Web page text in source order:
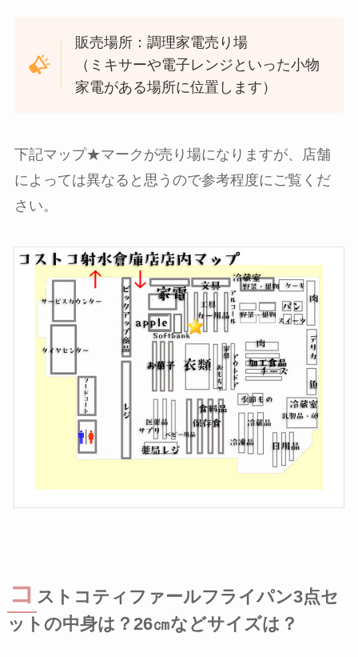
販売場所：調理家電売り場
（ミキサーや電子レンジといった小物
家電がある場所に位置します）
下記マップ★マークが売り場になりますが、店舗
によっては異なると思うので参考程度にご覧くだ
さい。
コ ストコティファールフライパン3点セ
ットの中身は？26㎝などサイズは？